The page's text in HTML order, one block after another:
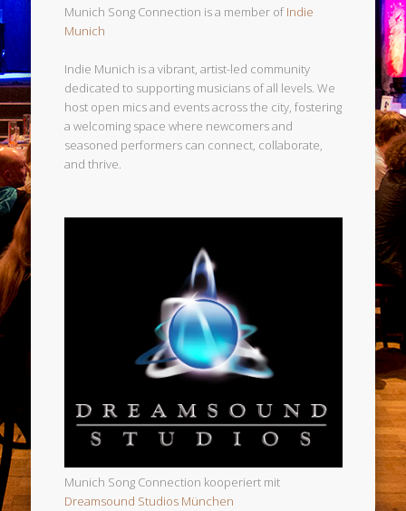
Munich Song Connection is a member ofIndie
Munich
Indie Munich is a vibrant, artist-led community
dedicated to supporting musicians of all levels. We
host open mics and events across the city, fostering
a welcoming space where newcomers and
seasoned performers can connect, collaborate,
and thrive.
Munich Song Connection kooperiert mit
Dreamsound Studios München